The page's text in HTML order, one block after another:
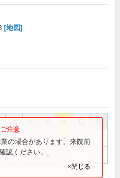
[地図]
祝
● ● ●
●
の場合があります。来院前
認ください。
×閉じる